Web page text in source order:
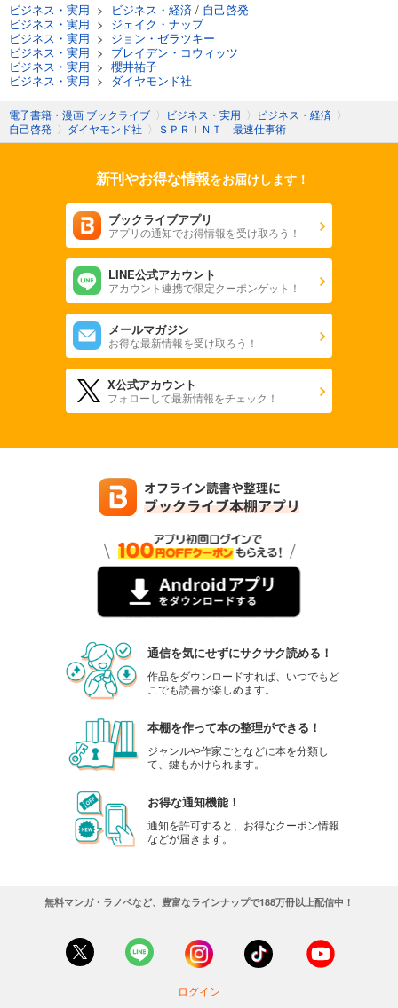
ビジネス・実用 > ビジネス・経済 / 自己啓発
ビジネス・実用 > ジェイク・ナップ
ビジネス・実用 > ジョン・ゼラツキー
ビジネス・実用 > ブレイデン・コウィッツ
ビジネス・実用 > 櫻井祐子
ビジネス・実用 > ダイヤモンド社
電子書籍・漫画 ブックライブ 〉 ビジネス・実用 〉 ビジネス・経済 〉
自己啓発 〉 ダイヤモンド社 〉 ＳＰＲＩＮＴ 最速仕事術
新刊やお得な情報をお届けします！
ブックライブアプリ
アプリの通知でお得情報を受け取ろう！
LINE公式アカウント
アカウント連携で限定クーポンゲット！
メールマガジン
お得な最新情報を受け取ろう！
X公式アカウント
フォローして最新情報をチェック！
通信を気にせずにサクサク読める！
作品をダウンロードすれば、いつでもど
こでも読書が楽しめます。
本棚を作って本の整理ができる！
ジャンルや作家ごとなどに本を分類し
て、鍵もかけられます。
お得な通知機能！
通知を許可すると、お得なクーポン情報
などが届きます。
無料マンガ・ラノベなど、豊富なラインナップで188万冊以上配信中！
ログイン